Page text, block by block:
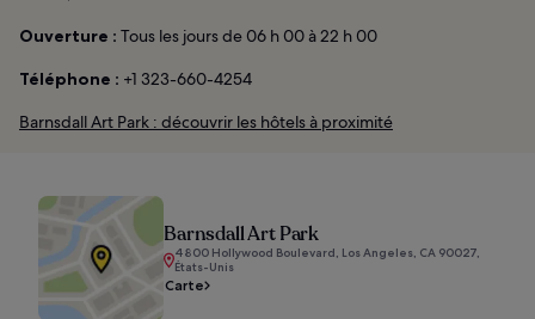
Ouverture : Tous les jours de 06 h 00 à 22 h 00
Téléphone : +1 323-660-4254
Barnsdall Art Park : découvrir les hôtels à proximité
Barnsdall Art Park
4800 Hollywood Boulevard, Los Angeles, CA 90027,
États-Unis
Carte